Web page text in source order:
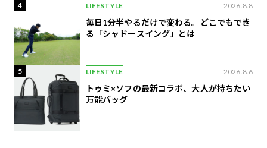
4 LIFESTYLE 2026.8.8
毎日1分半やるだけで変わる。どこでもでき
る「シャドースイング」とは
5 LIFESTYLE 2026.8.6
トゥミ×ソフの最新コラボ、大人が持ちたい
万能バッグ